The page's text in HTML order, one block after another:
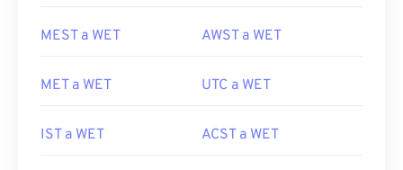
MEST a WET AWST a WET
MET a WET UTC a WET
IST a WET ACST a WET